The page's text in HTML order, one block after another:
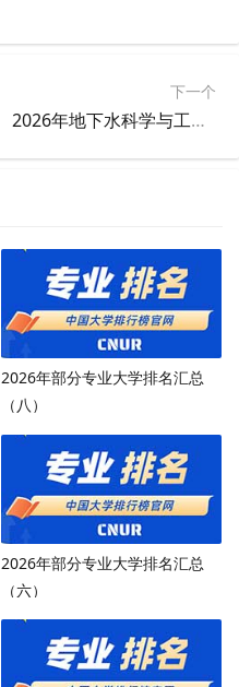
下一个
2026年地下水科学与工程专业大学排名
2026年部分专业大学排名汇总
（八）
2026年部分专业大学排名汇总
（六）